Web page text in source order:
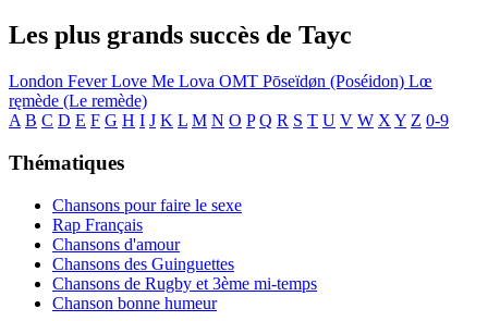
Les plus grands succès de Tayc
London FeverLove Me Lova OMT Pōseïdøn (Poséidon) Lœ
ręmède (Le remède)
A B C D E F G H I J K L M N O P Q R S T U V W X Y Z 0-9
Thématiques
Chansons pour faire le sexe
Rap Français
Chansons d'amour
Chansons des Guinguettes
Chansons de Rugby et 3ème mi-temps
Chanson bonne humeur